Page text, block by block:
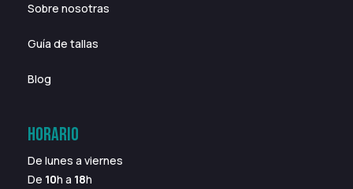
Sobre nosotras
Guía de tallas
Blog
HORARIO
De lunes a viernes
De 10h a 18h